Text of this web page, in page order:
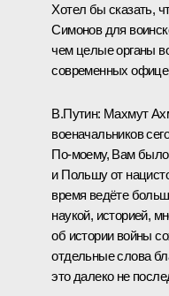
Хотел бы сказать,
Симонов для
чем целые органы
современных
В.Путин: Махмут
военачальников
По‑моему, Вам было
и Польшу от
время ведёте
наукой, историей,
об истории войны
отдельные слова
это далеко не